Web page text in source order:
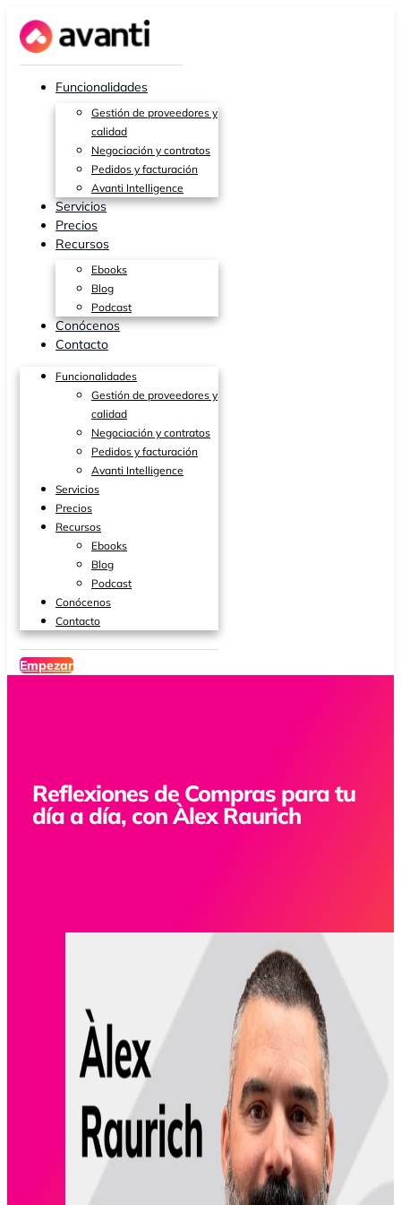
contenido
Funcionalidades
Gestión de proveedores y
calidad
Negociación y contratos
Pedidos y facturación
Avanti Intelligence
Servicios
Precios
Recursos
Ebooks
Blog
Podcast
Conócenos
Contacto
Funcionalidades
Gestión de proveedores y
calidad
Negociación y contratos
Pedidos y facturación
Avanti Intelligence
Servicios
Precios
Recursos
Ebooks
Blog
Podcast
Conócenos
Contacto
Empezar
Reflexiones de Compras para tu
día a día, con Àlex Raurich